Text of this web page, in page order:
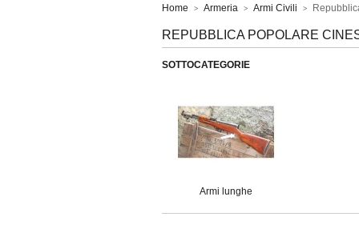
Home > Armeria > Armi Civili >
REPUBBLICA POPOLARE
SOTTOCATEGORIE
Armi lunghe